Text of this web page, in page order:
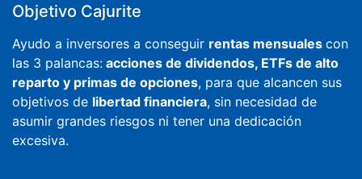
Objetivo Cajurite
Ayudo a inversores a conseguir rentas mensuales con
las 3 palancas: acciones de dividendos, ETFs de alto
reparto y primas de opciones, para que alcancen sus
objetivos de libertad financiera, sin necesidad de
asumir grandes riesgos ni tener una dedicación
excesiva.